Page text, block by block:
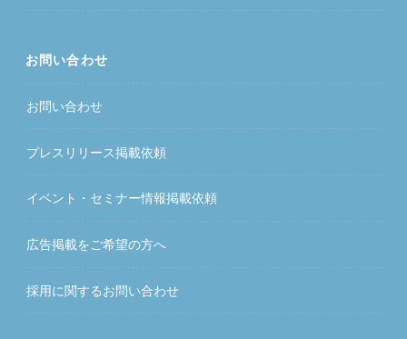
お問い合わせ
お問い合わせ
プレスリリース掲載依頼
イベント・セミナー情報掲載依頼
広告掲載をご希望の方へ
採用に関するお問い合わせ